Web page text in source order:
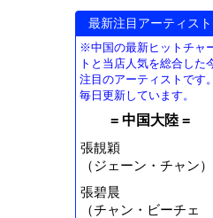
最新注目アーティスト
※中国の最新ヒットチャ
トと当店人気を総合した
注目のアーティストです。
毎日更新しています。
= 中国大陸 =
張靚穎
（ジェーン・チャン）
張碧晨
（チャン・ビーチェ